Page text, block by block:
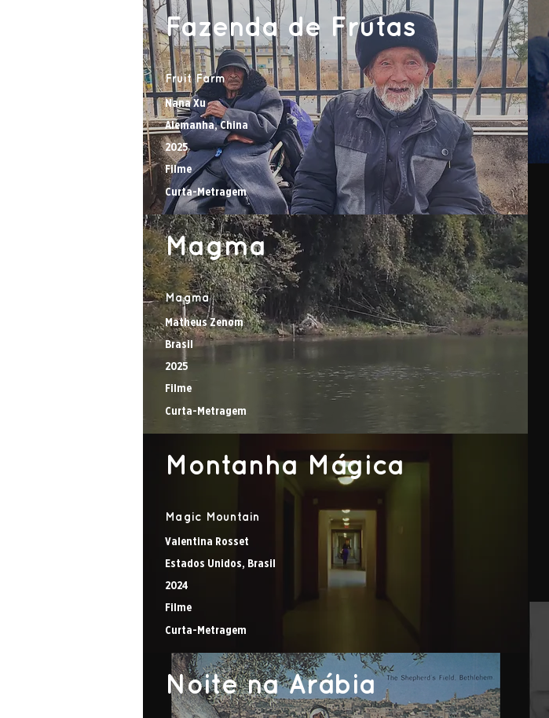
Fazenda de Frutas
Curta-Metragem
Fruit Farm
Nana Xu
Alemanha, China
2025
Filme
Magma
Curta-Metragem
Magma
Matheus Zenom
Brasil
2025
Filme
Montanha Mágica
Curta-Metragem
Magic Mountain
Valentina Rosset
Estados Unidos, Brasil
2024
Filme
Noite na Arábia